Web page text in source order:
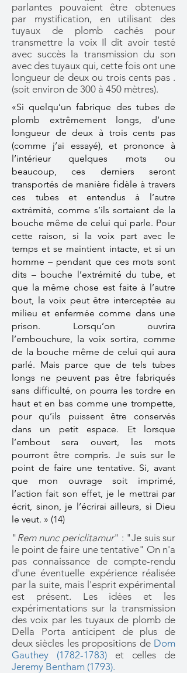
parlantes pouvaient être obtenues
par mystification, en utilisant des
tuyaux de plomb cachés pour
transmettre la voix Il dit avoir testé
avec succès la transmission du son
avec des tuyaux qui, cette fois ont une
longueur de deux ou trois cents pas .
(soit environ de 300 à 450 mètres).
«Si quelqu’un fabrique des tubes de
plomb extrêmement longs, d’une
longueur de deux à trois cents pas
(comme j’ai essayé), et prononce à
l’intérieur quelques mots ou
beaucoup, ces derniers seront
transportés de manière fidèle à travers
ces tubes et entendus à l’autre
extrémité, comme s’ils sortaient de la
bouche même de celui qui parle. Pour
cette raison, si la voix part avec le
temps et se maintient intacte, et si un
homme – pendant que ces mots sont
dits – bouche l’extrémité du tube, et
que la même chose est faite à l’autre
bout, la voix peut être interceptée au
milieu et enfermée comme dans une
prison. Lorsqu’on ouvrira
l’embouchure, la voix sortira, comme
de la bouche même de celui qui aura
parlé. Mais parce que de tels tubes
longs ne peuvent pas être fabriqués
sans difficulté, on pourra les tordre en
haut et en bas comme une trompette,
pour qu’ils puissent être conservés
dans un petit espace. Et lorsque
l’embout sera ouvert, les mots
pourront être compris. Je suis sur le
point de faire une tentative. Si, avant
que mon ouvrage soit imprimé,
l’action fait son effet, je le mettrai par
écrit, sinon, je l’écrirai ailleurs, si Dieu
le veut. » (14)
" Rem nunc periclitamur" : "Je suis sur
le point de faire une tentative" On n'a
pas connaissance de compte-rendu
d'une éventuelle expérience réalisée
par la suite, mais l'esprit expérimental
est présent. Les idées et les
expérimentations sur la transmission
des voix par les tuyaux de plomb de
Della Porta anticipent de plus de
deux siècles les propositions de Dom
Gauthey (1782-1783) et celles de
Jeremy Bentham (1793).